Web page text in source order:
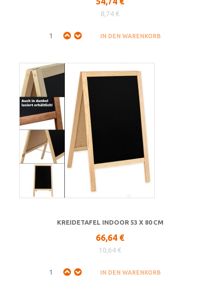
8,74 €
KREIDETAFEL INDOOR 53 X 80 CM
66,64 €
10,64 €